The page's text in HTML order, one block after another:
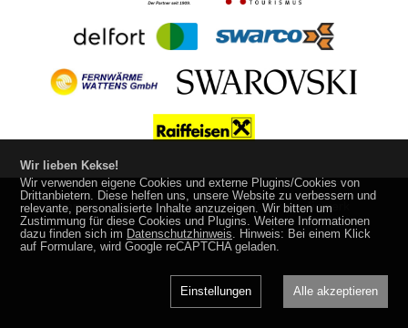
Impressum Datenschutz made bymediawerk
Wir lieben Kekse!
Wir verwenden eigene Cookies und externe Plugins/Cookies von
Drittanbietern. Diese helfen uns, unsere Website zu verbessern und
relevante, personalisierte Inhalte anzuzeigen. Wir bitten um
Zustimmung für diese Cookies und Plugins. Weitere Informationen
dazu finden sich im Datenschutzhinweis. Hinweis: Bei einem Klick
auf Formulare, wird Google reCAPTCHA geladen.
Einstellungen Alle akzeptieren